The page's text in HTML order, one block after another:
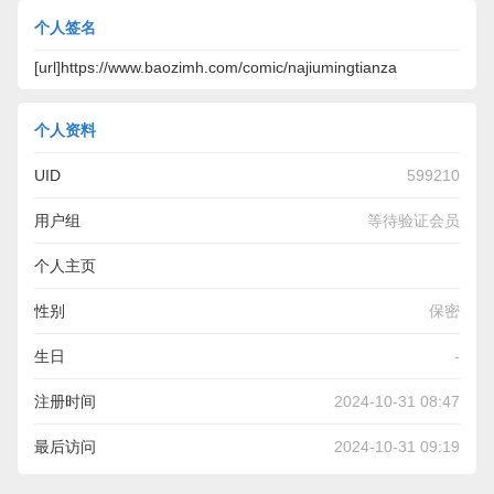
个人签名
[url]https://www.baozimh.com/comic/najiumingtianza
个人资料
UID 599210
用户组 等待验证会员
个人主页
https://www.baozimh.com/comic/najiumingtianzaijianba-
taiyaki
性别 保密
生日 -
注册时间 2024-10-31 08:47
最后访问 2024-10-31 09:19